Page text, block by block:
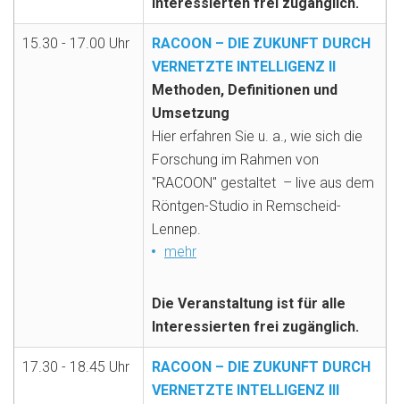
15.30 - 17.00 Uhr
RACOON – DIE ZUKUNFT DURCH
VERNETZTE INTELLIGENZ II
Methoden, Definitionen und
Umsetzung
Hier erfahren Sie u. a., wie sich die
Forschung im Rahmen von
"RACOON" gestaltet – live aus dem
Röntgen-Studio in Remscheid-
Lennep.
mehr
Die Veranstaltung ist für alle
Interessierten frei zugänglich.
17.30 - 18.45 Uhr
RACOON – DIE ZUKUNFT DURCH
VERNETZTE INTELLIGENZ III